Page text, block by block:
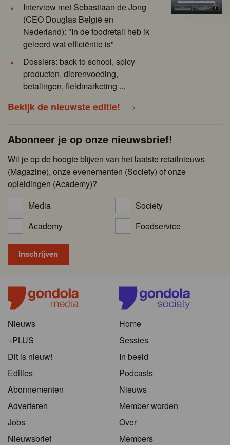
Interview met Sebastiaan de Jong
(CEO Douglas België en
Nederland): "In de foodretail heb ik
geleerd wat efficiëntie is"
Dossiers: back to school, spicy
producten, dierenvoeding,
betalingen, fieldmarketing ...
Bekijk de nieuwste editie!
Abonneer je op onze nieuwsbrief!
Wil je op de hoogte blijven van het laatste retailnieuws
(Magazine), onze evenementen (Society) of onze
opleidingen (Academy)?
Media
Society
Academy
Foodservice
Nieuws
+PLUS
Dit is nieuw!
Edities
Abonnementen
Adverteren
Jobs
Nieuwsbrief
Home
Sessies
In beeld
Podcasts
Nieuws
Member worden
Over
Members